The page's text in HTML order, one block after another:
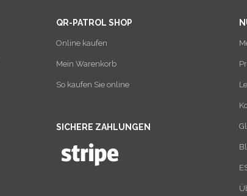
QR-PATROL SHOP
Online kaufen
Mein Warenkorb
So kaufen Sie online
SICHERE ZAHLUNGEN